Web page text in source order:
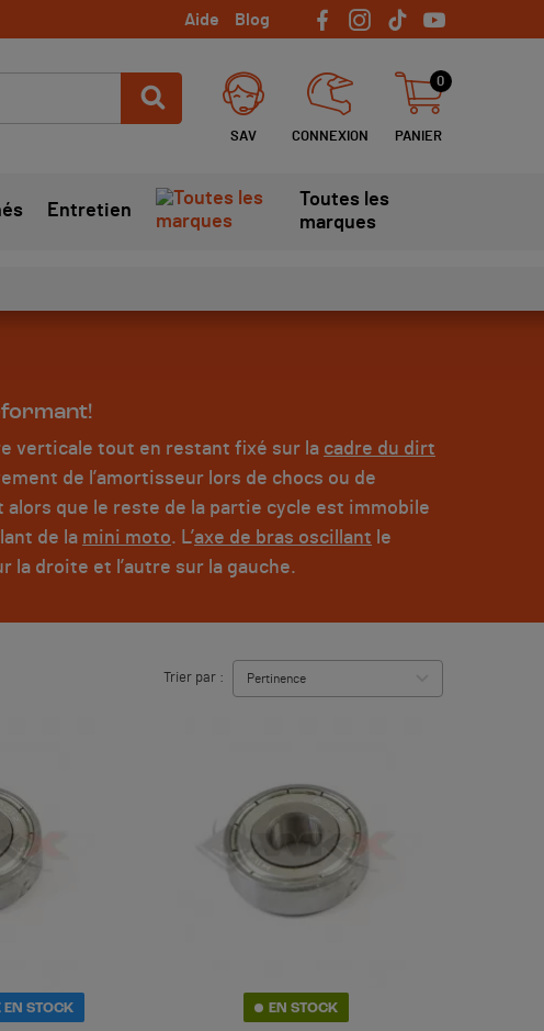
Aide Blog
SAV CONNEXION PANIER
0
Entretien
Toutes les
marques
verticale tout en restant fixé sur la cadre du dirt
de l’amortisseur lors de chocs ou de
que le reste de la partie cycle est immobile
de la mini moto. L’axe de bras oscillant le
la droite et l’autre sur la gauche.
Trier par :
EN STOCK EN STOCK